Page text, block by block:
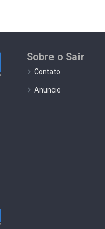
Sobre o Sair
Contato
Anuncie